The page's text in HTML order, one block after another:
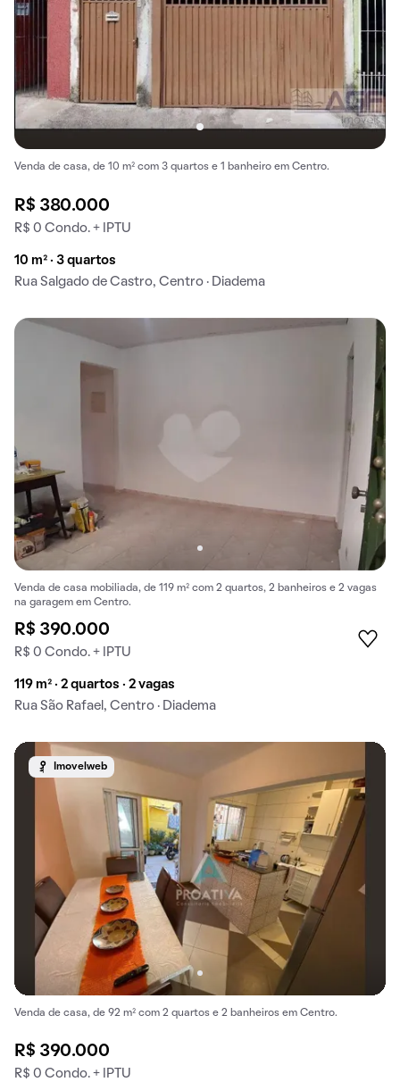
Venda de casa, de 10 m² com 3 quartos e 1 banheiro em Centro.
R$ 380.000
R$ 0 Condo. + IPTU
10 m² · 3 quartos
Rua Salgado de Castro, Centro · Diadema
Venda de casa mobiliada, de 119 m² com 2 quartos, 2 banheiros e 2 vagas
na garagem em Centro.
R$ 390.000
R$ 0 Condo. + IPTU
119 m² · 2 quartos · 2 vagas
Rua São Rafael, Centro · Diadema
Imovelweb
Venda de casa, de 92 m² com 2 quartos e 2 banheiros em Centro.
R$ 390.000
R$ 0 Condo. + IPTU